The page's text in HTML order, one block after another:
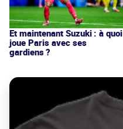
Et maintenant Suzuki : à quoi
joue Paris avec ses
gardiens ?